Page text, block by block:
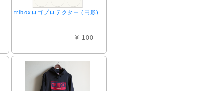
triboxロゴプロテクター (円形)
¥ 100